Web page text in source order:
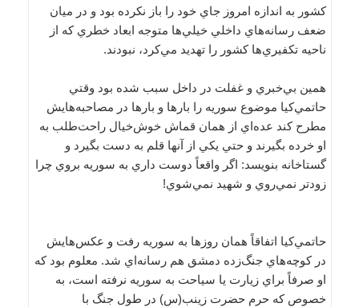
كشور به اندازه امروز جاي خود را باز نكرده بود و در ميان
ضعف رسانه‌هاي داخلي خيلي‌ها متوجه ابعاد خطري كه از
ناحيه تكفيري‌ها كشور را تهديد مي‌كرد، نبودند.
همين بي‌خبري و غفلت در داخل سبب شده بود وقتي
حاتمي‌كيا موضوع سوريه را بارها و بارها در مصاحبه‌هايش
مطرح كند عده‌اي از همان قماش خوش‌خيال راحت‌طلب به
او خرده بگيرند و حتي يكي از آنها قلم به دست بگيرد و
گستاخانه بنويسد: اگر واقعاً دوست داري به سوريه بروي چرا
زودتر نمي‌روي و شهيد نمي‌شوي!
حاتمي‌كيا اتفاقاً همان روزها به سوريه رفت و عكس‌هايش
در كوچه‌هاي جنگ‌زده دمشق هم رسانه‌اي شد. معلوم بود كه
او صرفاً براي زيارت يا سياحت به سوريه نرفته است، به
خصوص كه حرم حضرت زينب(س) در طول جنگ با